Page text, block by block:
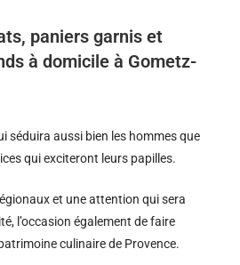
paniers garnis et
à domicile à Gometz-
séduira aussi bien les hommes que
qui exciteront leurs papilles.
et une attention qui sera
l’occasion également de faire
culinaire de Provence.